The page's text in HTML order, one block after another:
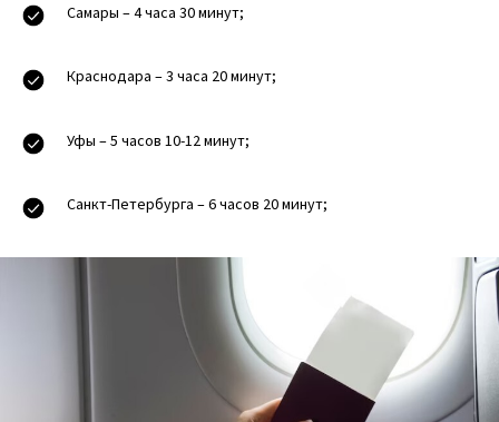
Самары – 4 часа 30 минут;
Краснодара – 3 часа 20 минут;
Уфы – 5 часов 10-12 минут;
Санкт-Петербурга – 6 часов 20 минут;